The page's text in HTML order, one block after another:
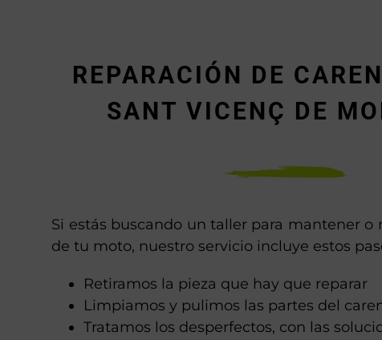
REPARACIÓN DE
SANT VICENÇ DE
Si estás buscando un taller para mantener o
de tu moto, nuestro servicio incluye estos
Retiramos la pieza que hay que reparar
Limpiamos y pulimos las partes del
Tratamos los desperfectos, con las